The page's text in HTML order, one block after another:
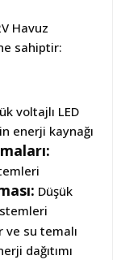
Havuz
sahiptir:
voltajlı LED
enerji kaynağı
Düşük
ve su temalı
dağıtımı